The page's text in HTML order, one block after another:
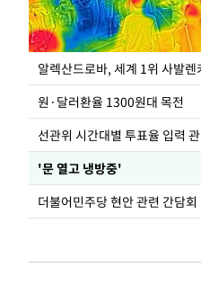
알렉산드로바, 세계 1위 사발렌
원·달러환율 1300원대 목전
'문 열고 냉방중'
더불어민주당 현안 관련 간담회